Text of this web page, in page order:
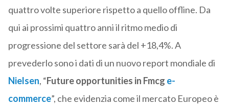
quattro volte superiore rispetto a quello offline. Da
qui ai prossimi quattro anni il ritmo medio di
progressione del settore sarà del +18,4%. A
prevederlo sono i dati di un nuovo report mondiale di
Nielsen, “Future opportunities in Fmcg e-
commerce”, che evidenzia come il mercato Europeo è